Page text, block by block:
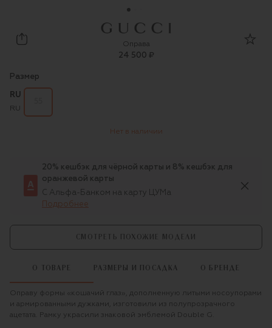
Gucci
Оправа
24 500 ₽
Размер
RU
RU
Нет в наличии
20% кешбэк для чёрной карты и 8% кешбэк для
оранжевой карты
С Альфа-Банком на карту ЦУМа
Подробнее
СМОТРЕТЬ ПОХОЖИЕ МОДЕЛИ
О ТОВАРЕ РАЗМЕРЫ И ПОСАДКА О БРЕНДЕ
Оправу формы «кошачий глаз», дополненную литыми носоупорами
и армированными дужками, изготовили из полупрозрачного
ацетата. Рамку украсили знаковой эмблемой Double G.